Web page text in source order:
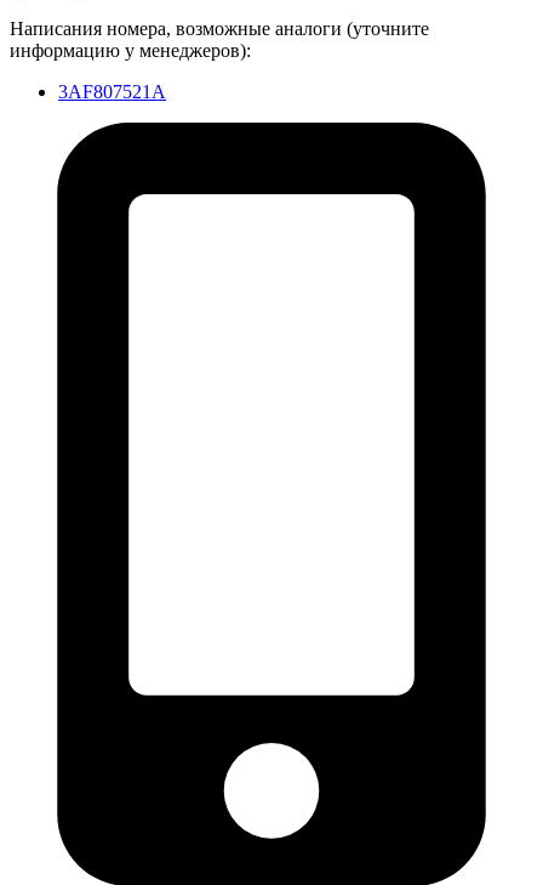
Написания номера, возможные аналоги (уточните
информацию у менеджеров):
3AF807521A